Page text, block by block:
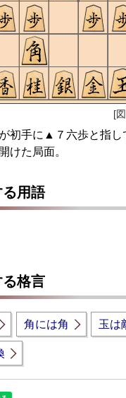
[
初手に▲７六歩と指
けた局面。
る用語
る格言
角には角 玉は